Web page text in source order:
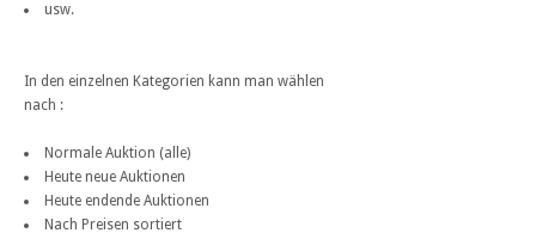
usw.
In den einzelnen Kategorien kann man wählen
nach :
Normale Auktion (alle)
Heute neue Auktionen
Heute endende Auktionen
Nach Preisen sortiert